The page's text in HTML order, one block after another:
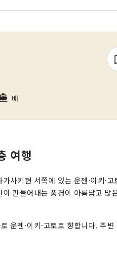
배
여행
사키현 서쪽에 있는 운젠·이키·
만들어내는 풍경이 아름답고 많
운젠·이키·고토로 향합니다. 주